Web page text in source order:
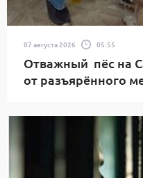
07 августа 2026 05:55
Отважный пёс на
от разъярённого